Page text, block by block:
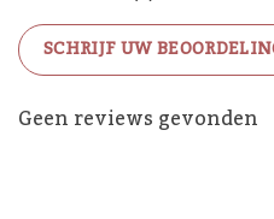
SCHRIJF UW
Geen reviews gevonden
De Woon